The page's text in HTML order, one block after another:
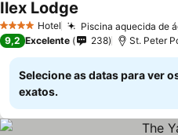
4 EstrelasHotel Piscina aquecida de
Ilex Lodge
9,2 Excelente 238 St. Peter
Selecione as datas para ver
exatos.